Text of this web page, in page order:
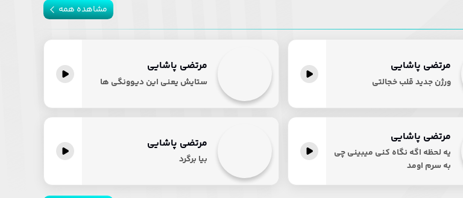
مشاهده همه
مرتضی پاشایی
ورژن جدید قلب خجالتی
مرتضی پاشایی
ستایش یعنی این دیوونگی ها
مرتضی پاشایی
یه لحظه اگه نگاه کنی میبینی چی
به سرم اومد
مرتضی پاشایی
بیا برگرد
پخش آنلاین